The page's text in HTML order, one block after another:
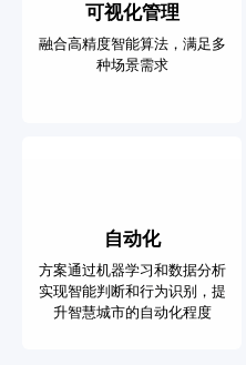
可视化管理
融合高精度智能算法，满足多
种场景需求
自动化
方案通过机器学习和数据分析
实现智能判断和行为识别，提
升智慧城市的自动化程度